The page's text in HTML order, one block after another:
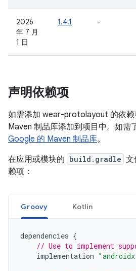
2026
年 7 月
1 日
1.4.1 -
声明依赖项
如需添加 wear-protolayout 的依
Maven 制品库添加到项目中。如需
Google 的 Maven 制品库。
在应用或模块的 build.gradle 文
赖项：
Groovy Kotlin
dependencies {
// Use to implement
implementation